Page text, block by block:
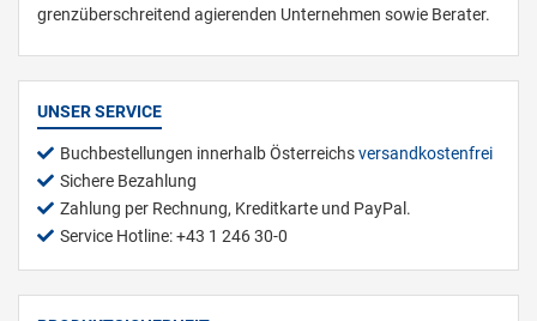
grenzüberschreitend agierenden Unternehmen sowie Berater.
UNSER SERVICE
Buchbestellungen innerhalb Österreichsversandkostenfrei
Sichere Bezahlung
Zahlung per Rechnung, Kreditkarte und PayPal.
Service Hotline: +43 1 246 30-0